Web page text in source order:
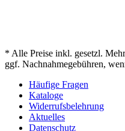
* Alle Preise inkl. gesetzl.
ggf. Nachnahmegebühren,
Häufige Fragen
Kataloge
Widerrufsbelehrung
Aktuelles
Datenschutz